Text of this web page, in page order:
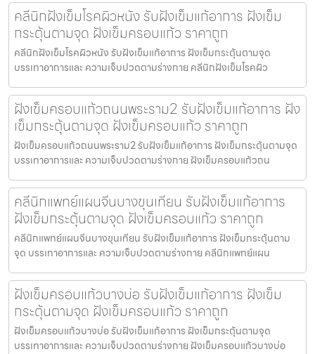
คลีนิกฝังเข็มโรคผิวหนัง รับฝังเข็มแก้อาการ ฝังเข็ม
กระตุ้นตามจุด ฝังเข็มครอบแก้ว ราคาถูก
คลีนิกฝังเข็มโรคผิวหนัง รับฝังเข็มแก้อาการ ฝังเข็มกระตุ้นตามจุด
บรรเทาอาการและ ความเจ็บปวดตามร่างกาย คลีนิกฝังเข็มโรคผิว
ฝังเข็มครอบแก้วถนนพระราม2 รับฝังเข็มแก้อาการ ฝัง
เข็มกระตุ้นตามจุด ฝังเข็มครอบแก้ว ราคาถูก
ฝังเข็มครอบแก้วถนนพระราม2 รับฝังเข็มแก้อาการ ฝังเข็มกระตุ้นตามจุด
บรรเทาอาการและ ความเจ็บปวดตามร่างกาย ฝังเข็มครอบแก้วถน
คลีนิกแพทย์แผนจีนบางขุนเทียน รับฝังเข็มแก้อาการ
ฝังเข็มกระตุ้นตามจุด ฝังเข็มครอบแก้ว ราคาถูก
คลีนิกแพทย์แผนจีนบางขุนเทียน รับฝังเข็มแก้อาการ ฝังเข็มกระตุ้นตาม
จุด บรรเทาอาการและ ความเจ็บปวดตามร่างกาย คลีนิกแพทย์แผน
ฝังเข็มครอบแก้วบางบ่อ รับฝังเข็มแก้อาการ ฝังเข็ม
กระตุ้นตามจุด ฝังเข็มครอบแก้ว ราคาถูก
ฝังเข็มครอบแก้วบางบ่อ รับฝังเข็มแก้อาการ ฝังเข็มกระตุ้นตามจุด
บรรเทาอาการและ ความเจ็บปวดตามร่างกาย ฝังเข็มครอบแก้วบางบ่อ